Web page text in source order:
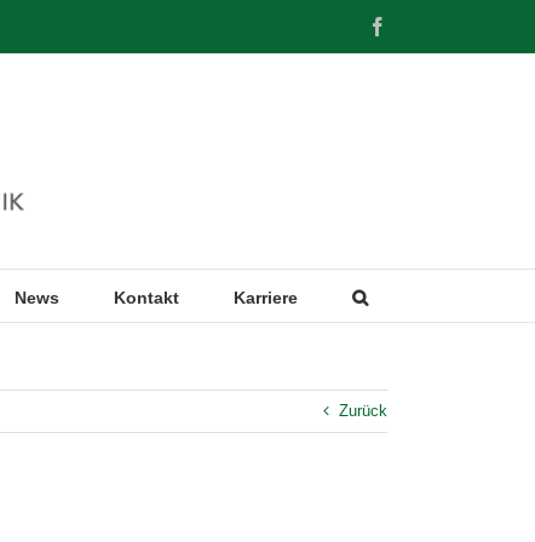
News Kontakt Karriere
Zurück